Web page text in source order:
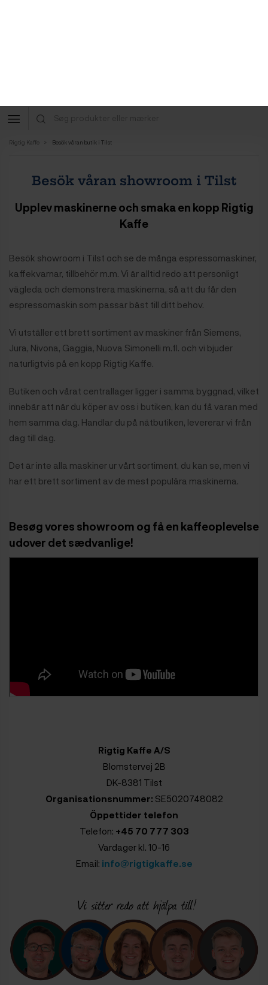
Rigtig Kaffe Besök våran butik i Tilst
Besök våran showroom i Tilst
Upplev maskinerne och smaka en kopp Rigtig
Kaffe
Besök showroom i Tilst och se de många espressomaskiner,
kaffekvarnar, tillbehör m.m. Vi är alltid redo att personligt
vägleda och demonstrera maskinerna, så att du får den
espressomaskin som passar bäst till ditt behov.
Vi utställer ett brett sortiment av maskiner från Siemens,
Jura, Nivona, Gaggia, Nuova Simonelli m.fl. och vi bjuder
naturligtvis på en kopp Rigtig Kaffe.
Butiken och vårat centrallager ligger i samma byggnad, vilket
innebär att när du köper av oss i butiken, kan du få varan med
hem samma dag. Handlar du på nätbutiken, levererar vi från
dag till dag.
Det är inte alla maskiner ur vårt sortiment, du kan se, men vi
har ett brett sortiment av de mest populära maskinerna.
Besøg vores showroom og få en kaffeoplevelse
udover det sædvanlige!
Rigtig Kaffe A/S
Blomstervej 2B
DK-8381 Tilst
Organisationsnummer: SE5020748082
Öppettider telefon
Telefon: +45 70 777 303
Vardager kl. 10-16
Email: info@rigtigkaffe.se